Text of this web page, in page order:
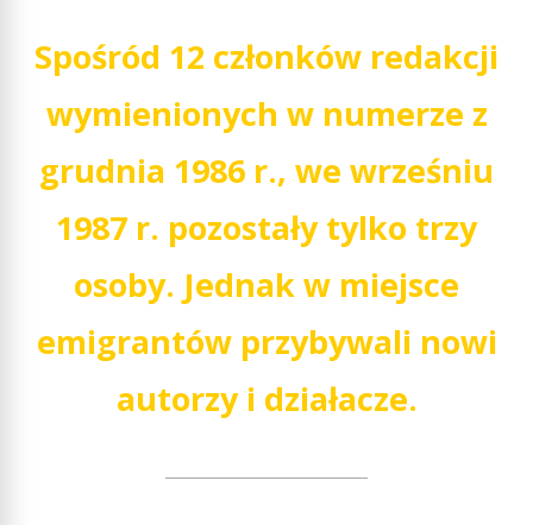
Spośród 12 członków redakcji
wymienionych w numerze z
grudnia 1986 r., we wrześniu
1987 r. pozostały tylko trzy
osoby. Jednak w miejsce
emigrantów przybywali nowi
autorzy i działacze.